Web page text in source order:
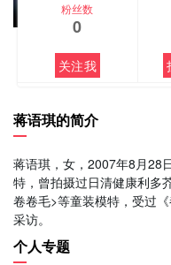
粉丝数
0
关注我
蒋语琪的简介
蒋语琪，女，2007年8月28
特，曾拍摄过日清健康利多
卷卷毛>等童装模特，受过
采访。
个人专题